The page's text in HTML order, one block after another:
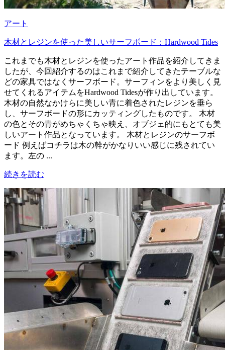
アート
木材とレジンを使った美しいサーフボード：Hardwood Tides
これまでも木材とレジンを使ったアート作品を紹介してきま
したが、今回紹介するのはこれまで紹介してきたテーブルな
どの家具ではなくサーフボード。サーフィンをより美しく見
せてくれるアイテムをHardwood Tidesが作り出しています。
木材の自然なかけらに美しい青に着色されたレジンを垂ら
し、サーフボードの形にカッティングしたものです。 木材
の色とその青がめちゃくちゃ映え、オブジェ的にもとても美
しいアート作品となっています。 木材とレジンのサーフボ
ード 例えばコチラは木の幹がかなりいい感じに残されてい
ます。左の ...
続きを読む